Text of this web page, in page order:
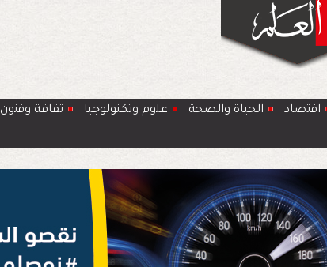
اﻗﺗﺻﺎد الحياة والصحة ﻋﻠوم وتكنولوجيا ﺛﻘﺎﻓﺔ وﻓﻧون